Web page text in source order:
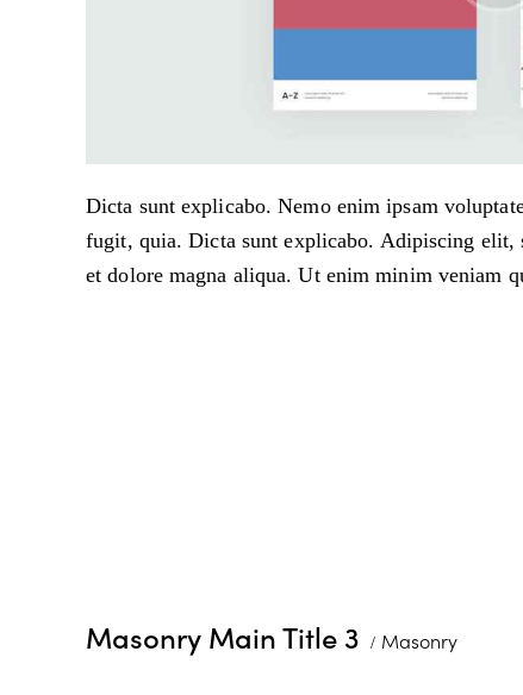
Dicta sunt explicabo. Nemo enim ipsam
fugit, quia. Dicta sunt explicabo. Adipiscing elit,
et dolore magna aliqua. Ut enim minim veniam
Masonry
Masonry Main Title 3